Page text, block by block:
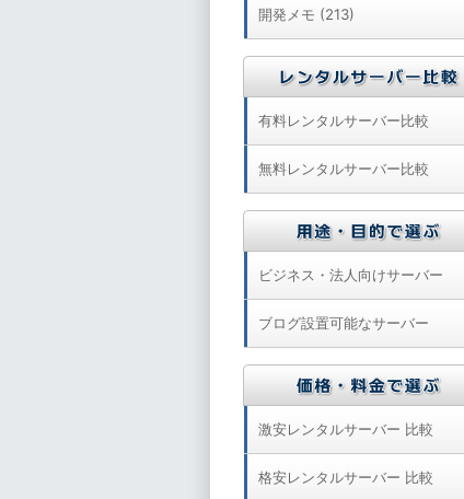
開発メモ (213)
有料レンタルサーバー比較
無料レンタルサーバー比較
ビジネス・法人向けサーバー
ブログ設置可能なサーバー
激安レンタルサーバー 比較
格安レンタルサーバー 比較